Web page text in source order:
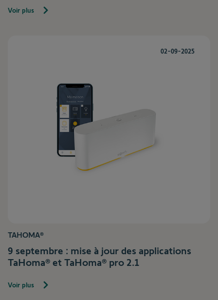
Voir plus
02-09-2025
TAHOMA®
9 septembre : mise à jour des applications
TaHoma® et TaHoma® pro 2.1
Voir plus